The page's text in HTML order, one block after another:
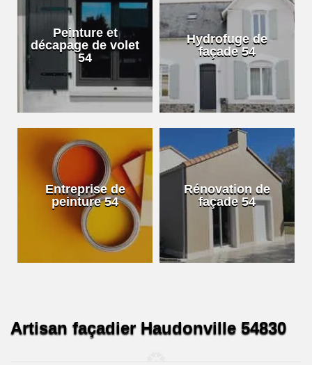
Peinture et
décapage de volet
54
Hydrofuge de
façade 54
Entreprise de
peinture 54
Rénovation de
façade 54
Artisan façadier Haudonville 54830